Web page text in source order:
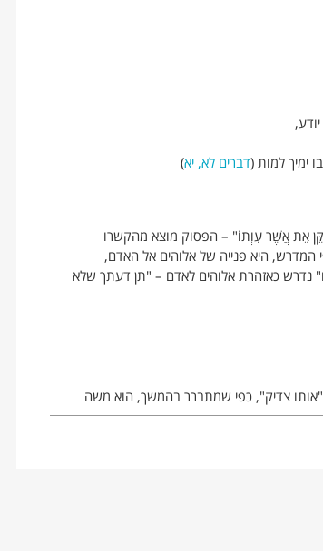
ימיך למות (דברים לא, יא)
אֵת אֲשֶׁר עִוְּתוֹ" – הפסוק מוצא מהקשרו
המדרש, היא פנייה של אלוהים אל האדם,
נדרש כאזהרת אלוהים לאדם – "תן דעתך שלא
צדיק", כפי שמתברר בהמשך, הוא משה